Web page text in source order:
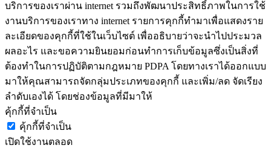
บริการของเราผ่าน internet รวมถึงพัฒนาประสิทธิ์ภาพในการใช้
งานบริการของเราทาง internet รายการคุกกี้ทำมาเพื่อแสดงราย
ละเอียดของคุกกี้ที่ใช้ในเว็บไซต์ เพื่ออธิบายว่าจะนำไปประมวล
ผลอะไร และขอความยินยอมก่อนทำการเก็บข้อมูลซึ่งเป็นสิ่งที่
ต้องทำในการปฏิบัติตามกฎหมาย PDPA โดยทางเราได้ออกแบบ
มาให้คุณสามารถจัดกลุ่มประเภทของคุกกี้ และเพิ่ม/ลด จัดเรียง
ลำดับเองได้ โดยช่องข้อมูลที่มีมาให้
คุ้กกี้ที่จำเป็น
คุ้กกี้ที่จำเป็น
เปิดใช้งานตลอด